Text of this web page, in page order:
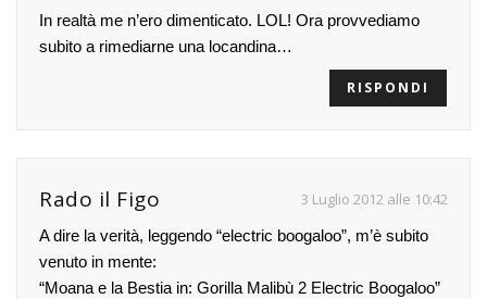
In realtà me n’ero dimenticato. LOL! Ora provvediamo
subito a rimediarne una locandina…
RISPONDI
Rado il Figo 3 Luglio 2012 alle 10:42
A dire la verità, leggendo “electric boogaloo”, m’è subito
venuto in mente:
“Moana e la Bestia in: Gorilla Malibù 2 Electric Boogaloo”